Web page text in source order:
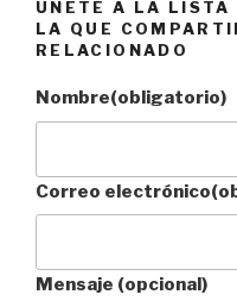
UNETE A LA LISTA
LA QUE
RELACIONADO
Nombre(obligatorio)
Correo electrónico
Mensaje (opcional)